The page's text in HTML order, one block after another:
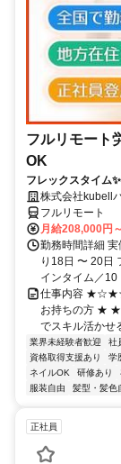
フルリモート
OK
フレックスタイム
株式会社kubell
フルリモート
月給208,000円
勤務時間詳細
り18日 〜 20日
インタイム／10
仕事内容
お持ちの方 ★ ★
でスキル活
業界未経験者歓迎 社
資格取得支援あり
学
ネイルOK
研修あり
服装自由
髪型・髪色
正社員